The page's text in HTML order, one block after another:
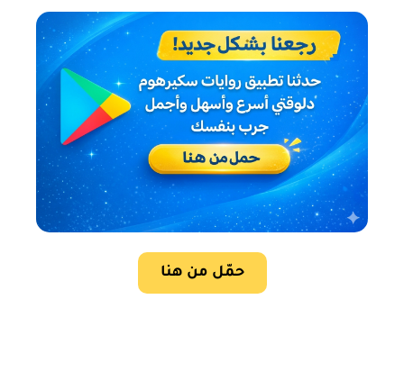
حمّل من هنا